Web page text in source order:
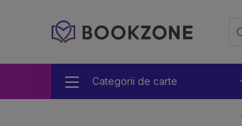
Categorii de carte